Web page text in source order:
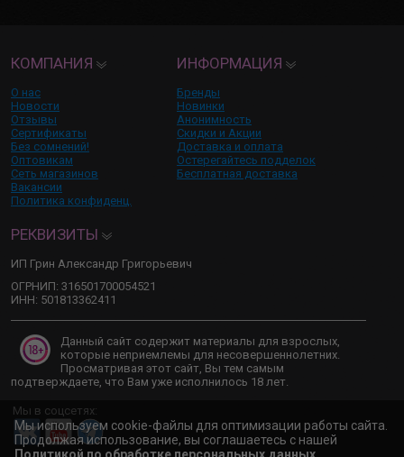
КОМПАНИЯ
О нас
Новости
Отзывы
Сертификаты
Без сомнений!
Оптовикам
Сеть магазинов
Вакансии
Политика конфиденц.
ИНФОРМАЦИЯ
Бренды
Новинки
Анонимность
Скидки и Акции
Доставка и оплата
Остерегайтесь подделок
Бесплатная доставка
РЕКВИЗИТЫ
ИП Грин Александр Григорьевич
ОГРНИП: 316501700054521
ИНН: 501813362411
Данный сайт содержит материалы для взрослых,
которые неприемлемы для несовершеннолетних.
Просматривая этот сайт, Вы тем самым
подтверждаете, что Вам уже исполнилось 18 лет.
Мы в соцсетях:
Мы используем cookie-файлы для оптимизации работы сайта.
Продолжая использование, вы соглашаетесь с нашей